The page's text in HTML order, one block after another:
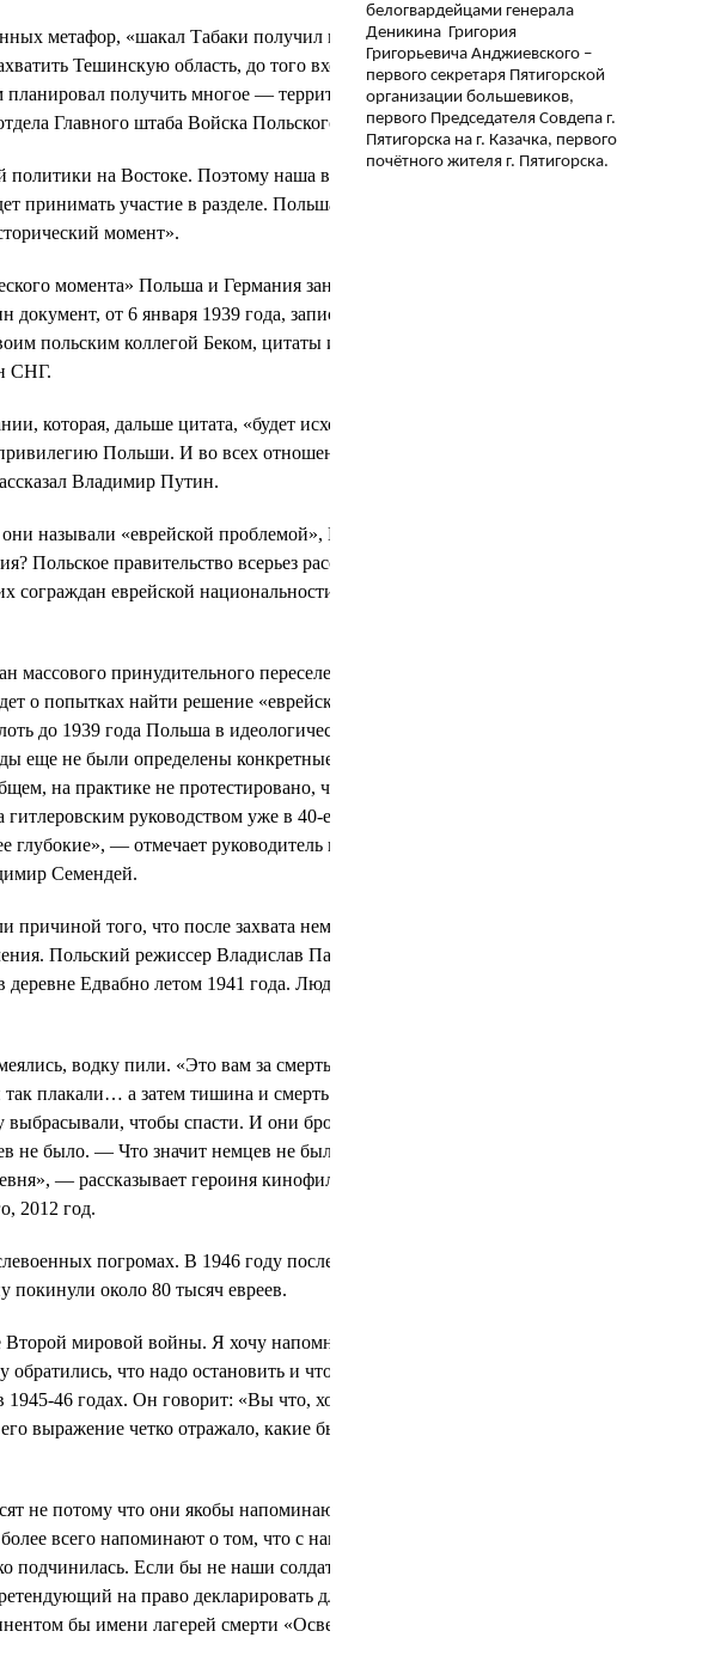
метафор, «шакал Табаки получил косточку от тигра
Тешинскую область, до того входившую в
получить многое — территории, входившие в
Главного штаба Войска Польского от 1938 года:
политики на Востоке. Поэтому наша возможная позиция
принимать участие в разделе. Польша не должна
момент».
момента» Польша и Германия занимались вместе,
от 6 января 1939 года, запись беседы министра
польским коллегой Беком, цитаты из нее привел
СНГ.
которая, дальше цитата, «будет исходить из того,
Польши. И во всех отношениях поддерживать
Владимир Путин.
называли «еврейской проблемой», Польша и Германия
Польское правительство всерьез рассматривало план
сограждан еврейской национальности на остров
принудительного переселения евреев в
о попытках найти решение «еврейского вопроса» с
до 1939 года Польша в идеологическом плане вполне
еще не были определены конкретные методы удаления
на практике не протестировано, что называется. И,
гитлеровским руководством уже в 40-е годы, имела под
глубокие», — отмечает руководитель исследовательских
Семендей.
причиной того, что после захвата немцами Польши
Польский режиссер Владислав Пасиковский снял
Едвабно летом 1941 года. Людей живьем сжигали
водку пили. «Это вам за смерть Иисуса на кресте!»
плакали… а затем тишина и смерть. Да здесь ни одного
чтобы спасти. И они бросали их обратно в
было. — Что значит немцев не было? Тогда кто же их
— рассказывает героиня кинофильма «Колоски»
2012 год.
погромах. В 1946 году после одного такого
покинули около 80 тысяч евреев.
мировой войны. Я хочу напомнить то, что сказал
что надо остановить и что-то сделать с
46 годах. Он говорит: «Вы что, хотите, чтобы я 15
выражение четко отражало, какие были настроения», —
не потому что они якобы напоминают об оккупации.
всего напоминают о том, что с нацизмом без России
подчинилась. Если бы не наши солдаты, жертвовавшие
на право декларировать для всех
бы имени лагерей смерти «Освенцима»,
белогвардейцами генерала
Деникина Григория
Григорьевича Анджиевского –
первого секретаря Пятигорской
организации большевиков,
первого Председателя Совдепа г.
Пятигорска на г. Казачка, первого
почётного жителя г. Пятигорска.